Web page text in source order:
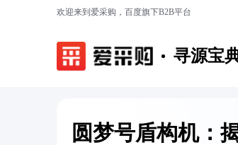
欢迎来到爱采购，百度旗下B2B平台
寻源宝
圆梦号盾构机：